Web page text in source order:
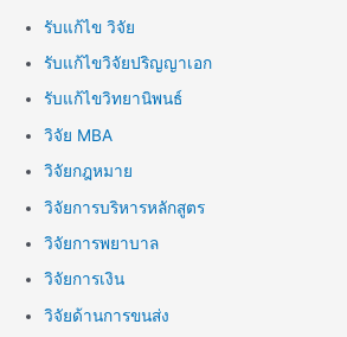
รับแก้ไข วิจัย
รับแก้ไขวิจัยปริญญาเอก
รับแก้ไขวิทยานิพนธ์
วิจัย MBA
วิจัยกฎหมาย
วิจัยการบริหารหลักสูตร
วิจัยการพยาบาล
วิจัยการเงิน
วิจัยด้านการขนส่ง